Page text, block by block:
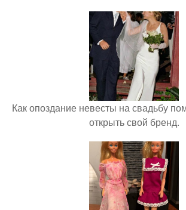
Как опоздание невесты на свадьбу
открыть свой бренд.